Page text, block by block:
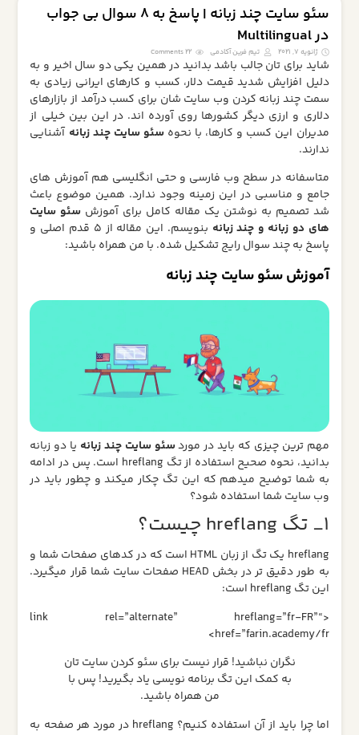
سئو سایت چند زبانه | پاسخ به 8 سوال بی جواب
در Multilingual
ژانویه 7, 2021 تیم فرین آکادمی 22 Comments
شاید برای تان جالب باشد بدانید در همین یکی دو سال اخیر و به
دلیل افزایش شدید قیمت دلار، کسب و کارهای ایرانی زیادی به
سمت چند زبانه کردن وب سایت شان برای کسب درآمد از بازارهای
دلاری و ارزی دیگر کشورها روی آورده اند. در این بین خیلی از
مدیران این کسب و کارها، با نحوه سئو سایت چند زبانه آشنایی
ندارند.
متاسفانه در سطح وب فارسی و حتی انگلیسی هم آموزش های
جامع و مناسبی در این زمینه وجود ندارد. همین موضوع باعث
شد تصمیم به نوشتن یک مقاله کامل برای آموزش سئو سایت
های دو زبانه و چند زبانه
بنویسم. این مقاله از 5 قدم اصلی و
پاسخ به چند سوال رایج تشکیل شده. با من همراه باشید:
آموزش سئو سایت چند زبانه
مهم ترین چیزی که باید در موردسئو سایت چند زبانه یا دو زبانه
بدانید، نحوه صحیح استفاده از تگ hreflang است. پس در ادامه
به شما توضیح میدهم که این تگ چکار میکند و چطور باید در
وب سایت شما استفاده شود؟
1_ تگ hreflang چیست؟
hreflang یک تگ از زبان HTML است که در کدهای صفحات شما و
به طور دقیق تر در بخش HEAD صفحات سایت شما قرار میگیرد.
این تگ hreflang است:
<“link rel=”alternate” hreflang=”fr-FR”
href=”farin.academy/fr>
نگران نباشید! قرار نیست برای سئو کردن سایت تان
به کمک این تگ برنامه نویسی یاد بگیرید! پس با
من همراه باشید.
اما چرا باید از آن استفاده کنیم؟ hreflang در مورد هر صفحه به